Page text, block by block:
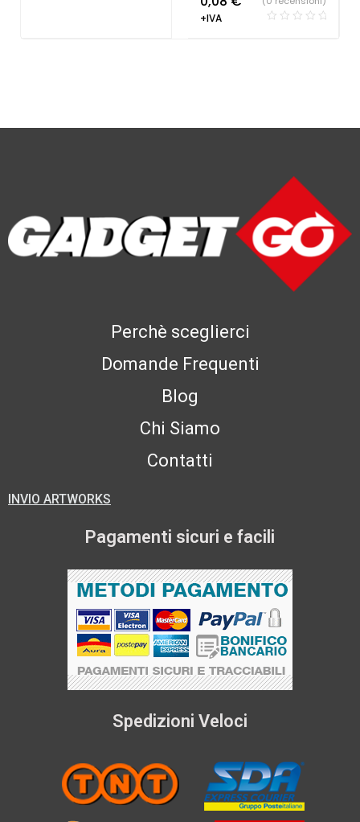
+IVA
Perchè sceglierci
Domande Frequenti
Blog
Chi Siamo
Contatti
INVIO ARTWORKS
Pagamenti sicuri e facili
Spedizioni Veloci